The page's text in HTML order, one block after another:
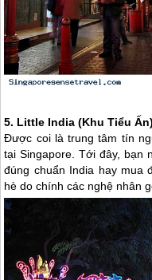
5. Little India (Khu Tiểu Ấn)
Được coi là trung tâm tín
tạiSingapore. Tới đây, bạn
đúng chuẩn India hay mua
hè do chính các nghệ nhân